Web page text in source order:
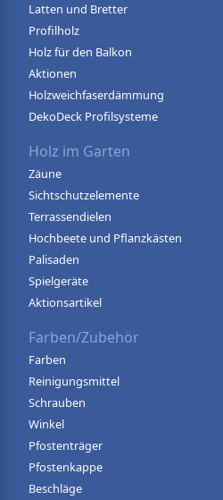
Latten und Bretter
Profilholz
Holz für den Balkon
Aktionen
Holzweichfaserdämmung
DekoDeck Profilsysteme
Holz im Garten
Zäune
Sichtschutzelemente
Terrassendielen
Hochbeete und Pflanzkästen
Palisaden
Spielgeräte
Aktionsartikel
Farben/Zubehör
Farben
Reinigungsmittel
Schrauben
Winkel
Pfostenträger
Pfostenkappe
Beschläge